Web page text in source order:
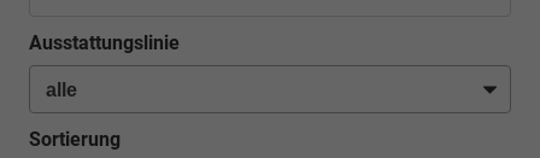
Ausstattungslinie
Sortierung